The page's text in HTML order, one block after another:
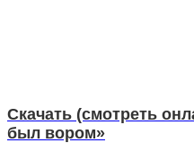
Скачать (смотреть
был вором»